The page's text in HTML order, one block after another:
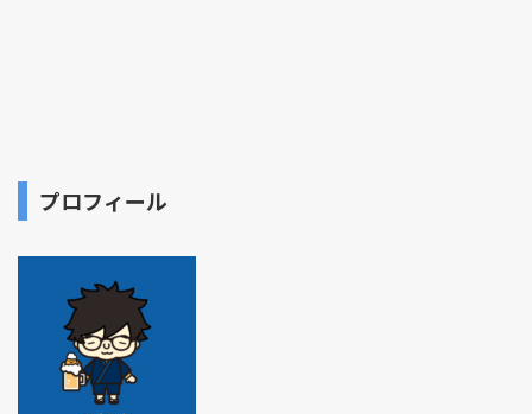
プロフィール